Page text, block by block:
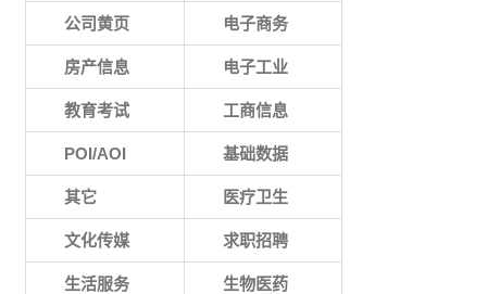
公司黄页 电子商务
房产信息 电子工业
教育考试 工商信息
POI/AOI 基础数据
其它 医疗卫生
文化传媒 求职招聘
生活服务 生物医药